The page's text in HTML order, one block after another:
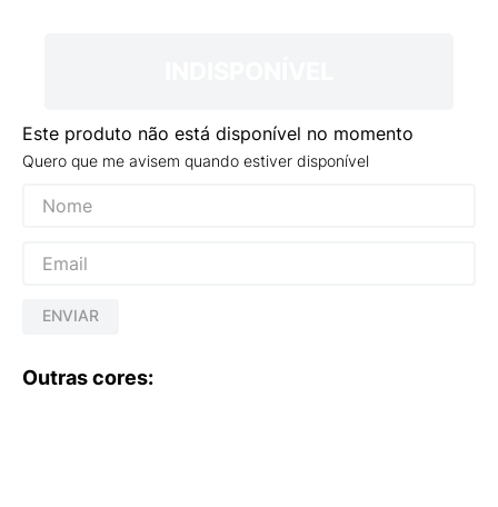
Este produto não está disponível no momento
Quero que me avisem quando estiver disponível
ENVIAR
Outras cores: